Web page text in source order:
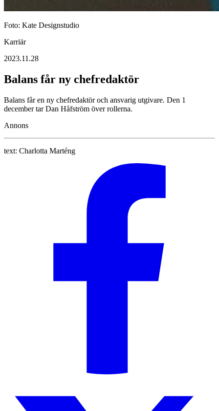
Foto: Kate Designstudio
Karriär
2023.11.28
Balans får ny chefredaktör
Balans får en ny chefredaktör och ansvarig utgivare. Den 1
december tar Dan Håfström över rollerna.
Annons
text: Charlotta Marténg